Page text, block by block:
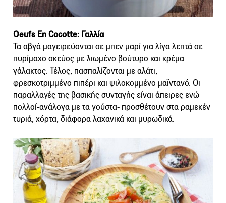
Oeufs En Cocotte: Γαλλία
Τα αβγά μαγειρεύονται σε μπεν μαρί για λίγα λεπτά σε
πυρίμαχο σκεύος με λιωμένο βούτυρο και κρέμα
γάλακτος. Τέλος, πασπαλίζονται με αλάτι,
φρεσκοτριμμένο πιπέρι και ψιλοκομμένο μαϊντανό. Οι
παραλλαγές της βασικής συνταγής είναι άπειρες ενώ
πολλοί-ανάλογα με τα γούστα- προσθέτουν στα ραμεκέν
τυριά, χόρτα, διάφορα λαχανικά και μυρωδικά.